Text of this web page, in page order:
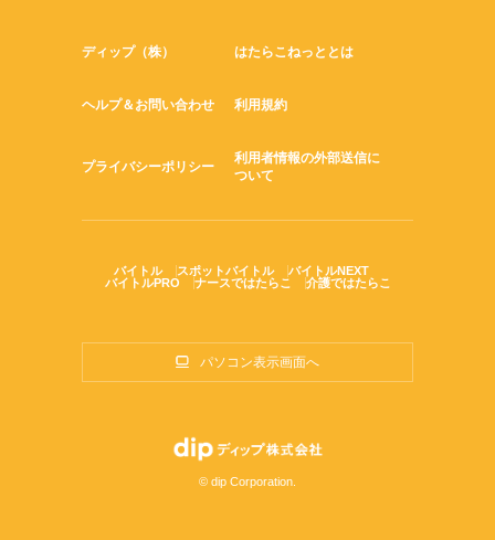
ディップ（株） はたらこねっととは
ヘルプ＆お問い合わせ 利用規約
プライバシーポリシー
利用者情報の外部送信に
ついて
バイトル スポットバイトル
バイトルNEXT
バイトルPRO
ナースではたらこ 介護ではたらこ
パソコン表示画面へ
© dip Corporation.